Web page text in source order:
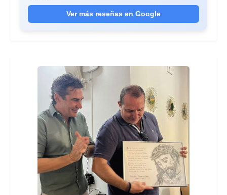
Ver más reseñas en Google